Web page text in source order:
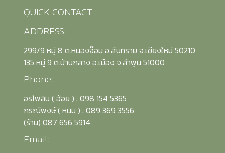
QUICK CONTACT
ADDRESS:
299/9 หมู่ 8 ต.หนองจ๊อม อ.สันทราย จ.เชียงใหม่ 50210
135 หมู่ 9 ต.บ้านกลาง อ.เมือง จ.ลำพูน 51000
Phone:
อรไพลิน ( อ้อย ) : 098 154 5365
กรณ์พงษ์ ( หนม ) : 089 369 3556
(รัาน) 087 656 5914
Email: